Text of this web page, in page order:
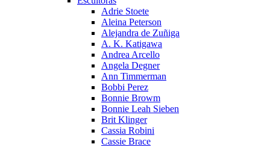
Adrie Stoete
Aleina Peterson
Alejandra de Zuñiga
A. K. Katigawa
Andrea Arcello
Angela Degner
Ann Timmerman
Bobbi Perez
Bonnie Browm
Bonnie Leah Sieben
Brit Klinger
Cassia Robini
Cassie Brace